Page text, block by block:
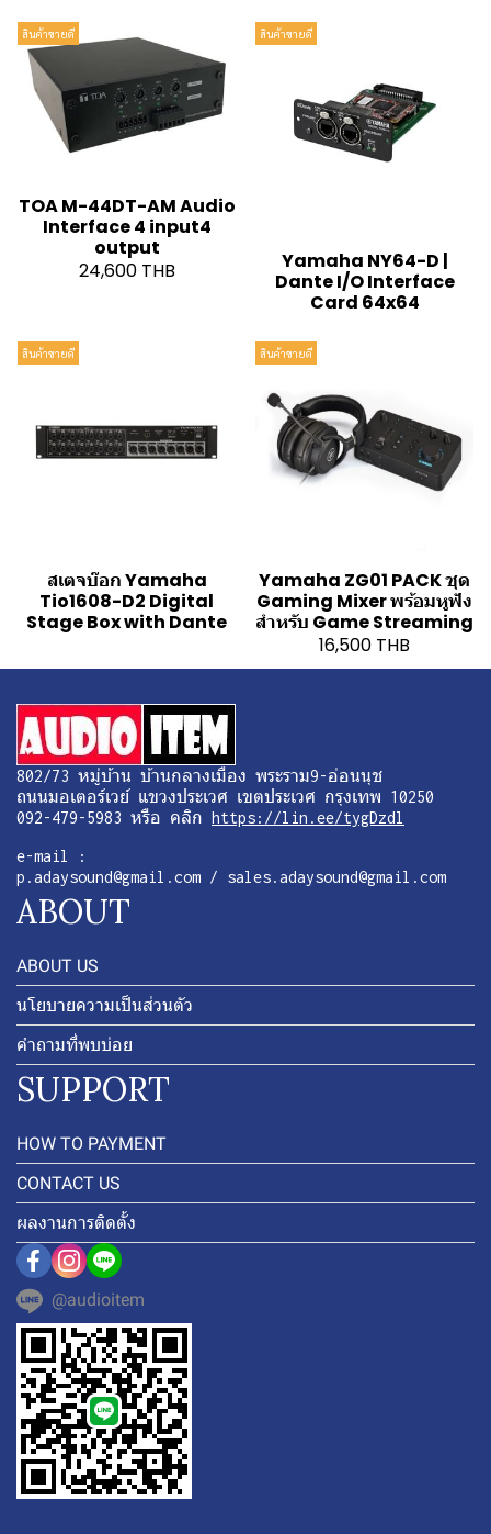
สินค้าขายดี
TOA M-44DT-AM Audio
Interface 4 input4
output
24,600 THB
สินค้าขายดี
Yamaha NY64-D |
Dante I/O Interface
Card 64x64
สินค้าขายดี
สเตจบ๊อก Yamaha
Tio1608-D2 Digital
Stage Box with Dante
สินค้าขายดี
Yamaha ZG01 PACK ชุด
Gaming Mixer พร้อมหูฟัง
สำหรับ Game Streaming
16,500 THB
802/73 หมู่บ้าน บ้านกลางเมือง พระราม9-อ่อนนุช
ถนนมอเตอร์เวย์ แขวงประเวศ เขตประเวศ กรุงเทพ 10250
092-479-5983 หรือ คลิก https://lin.ee/tygDzdl
e-mail :
p.adaysound@gmail.com / sales.adaysound@gmail.com
ABOUT
ABOUT US
นโยบายความเป็นส่วนตัว
คำถามที่พบบ่อย
SUPPORT
HOW TO PAYMENT
CONTACT US
ผลงานการติดตั้ง
@audioitem